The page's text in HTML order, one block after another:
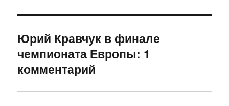
Юрий Кравчук в финале
чемпионата Европы: 1
комментарий